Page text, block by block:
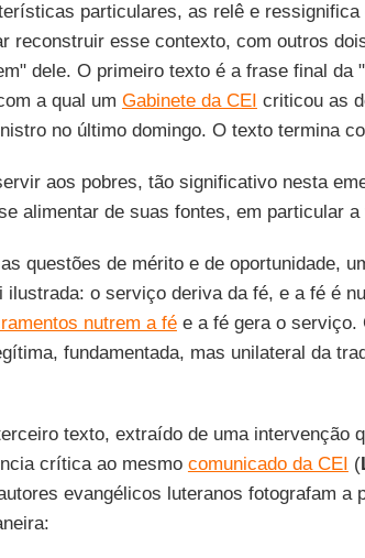
particulares, as relê e ressignifica
reconstruir esse contexto, com outros
dele. O primeiro texto é a frase final da "
a qual um Gabinete da CEI criticou as
no último domingo. O texto termina
aos pobres, tão significativo nesta
alimentar de suas fontes, em particular a
questões de mérito e de oportunidade,
ilustrada: o serviço deriva da fé, e a fé é
nutrem a fée a fé gera o serviço.
fundamentada, mas unilateral da
texto, extraído de uma intervenção
crítica ao mesmo comunicado da CEI (
evangélicos luteranos fotografam a